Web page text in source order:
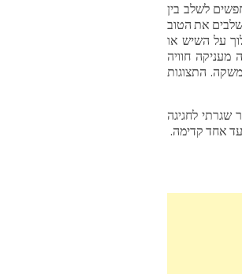
לשלב בין
את הטוב
על השיש או
מעניקה חוויה
התצוגות
שגרתי לחגיגה
אחד קדימה.